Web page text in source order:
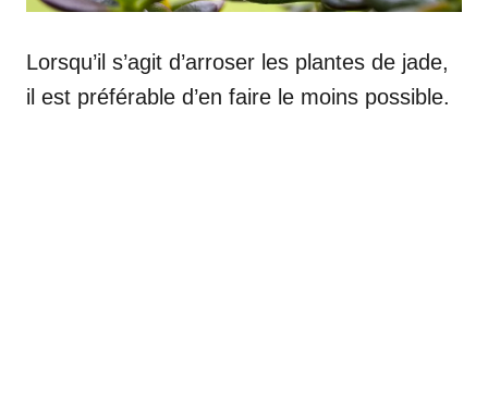
Lorsqu’il s’agit d’arroser les plantes de jade,
il est préférable d’en faire le moins possible.